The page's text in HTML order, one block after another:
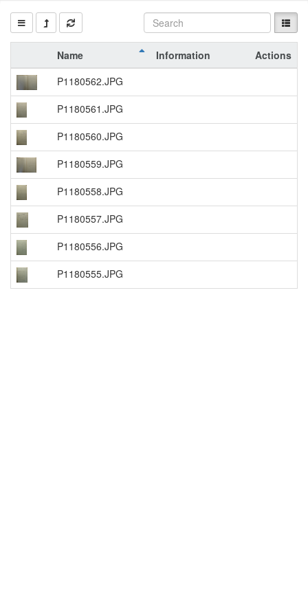
Name Information
Actions
P1180562.JPG
P1180561.JPG
P1180560.JPG
P1180559.JPG
P1180558.JPG
P1180557.JPG
P1180556.JPG
P1180555.JPG